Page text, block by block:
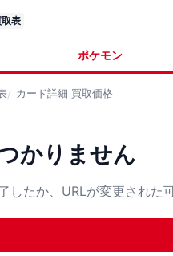
取表
ポケモン
カード詳細 買取価格
かりません
したか、URLが変更された